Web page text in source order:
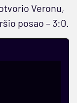
Veronu,
posao – 3:0.